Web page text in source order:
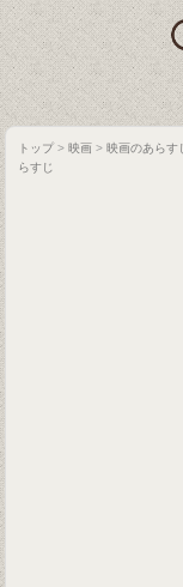
トップ>映画 >映画のあらす
らすじ